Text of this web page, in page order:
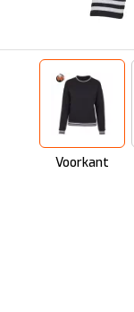
Voorkant